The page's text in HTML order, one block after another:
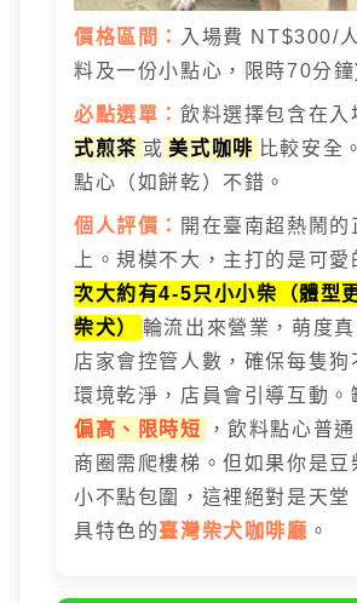
價格區間：
入場費 NT$300/
料及一份小點心，限時70分鐘
必點選單： 飲料選擇包含在入
式煎茶 或 美式咖啡 比較安全
點心（如餅乾）不錯。
個人評價： 開在臺南超熱鬧的
上。規模不大，主打的是可愛
次大約有4-5只小小柴（體型
柴犬）
輪流出來營業，萌度真
店家會控管人數，確保每隻狗
環境乾淨，店員會引導互動。
偏高、限時短
，飲料點心普
商圈需爬樓梯。但如果你是豆
小不點包圍，這裡絕對是天堂
具特色的臺灣柴犬咖啡廳 。